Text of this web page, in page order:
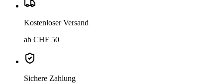
Kostenloser Versand
ab CHF 50
Sichere Zahlung